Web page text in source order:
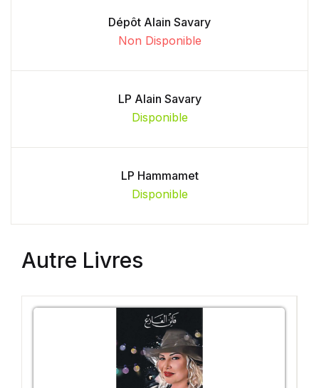
Dépôt Alain Savary
Non Disponible
LP Alain Savary
Disponible
LP Hammamet
Disponible
Autre Livres